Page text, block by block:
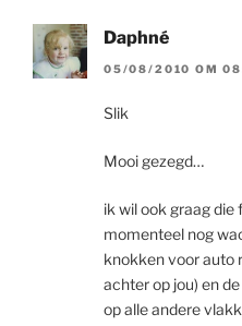
Daphné
05/08/2010 OM
Slik
Mooi gezegd…
ik wil ook graag die
momenteel nog
knokken voor auto
achter op jou) en
op alle andere